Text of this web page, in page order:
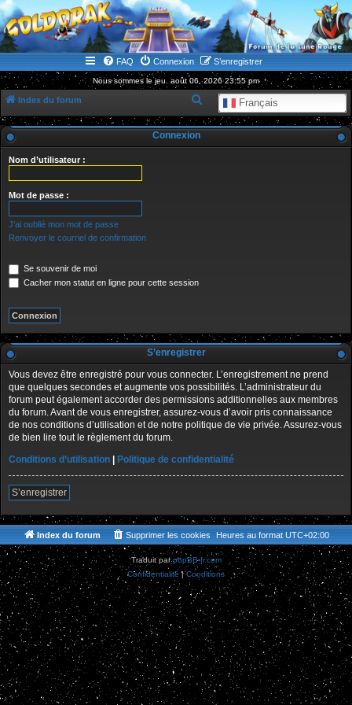
WWW.GOLDORAKGO.COM
le site de la Lune Rouge
FAQ Connexion S’enregistrer
Nous sommes le jeu. août 06, 2026 23:55 pm
Index du forum Français
e
Connexion
Nom d’utilisateur :
Mot de passe :
J’ai oublié mon mot de passe
Renvoyer le courriel de confirmation
Se souvenir de moi
Cacher mon statut en ligne pour cette session
S’enregistrer
Vous devez être enregistré pour vous connecter. L’enregistrement ne prend
que quelques secondes et augmente vos possibilités. L’administrateur du
forum peut également accorder des permissions additionnelles aux membres
du forum. Avant de vous enregistrer, assurez-vous d’avoir pris connaissance
de nos conditions d’utilisation et de notre politique de vie privée. Assurez-vous
de bien lire tout le règlement du forum.
Conditions d’utilisation
Politique de confidentialité
S’enregistrer
Index du forum Heures au format UTC+02:00
Supprimer les cookies
Traduit parphpBB-fr.com
Confidentialité |Conditions